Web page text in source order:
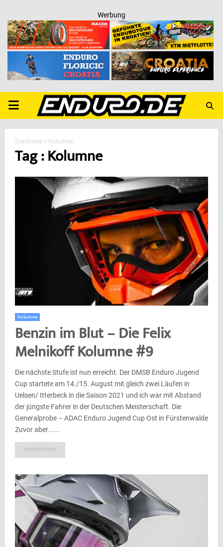
Werbung
PRIMARY
MENU
Startseite » Kolumne
Tag : Kolumne
Kolumne
Benzin im Blut – Die Felix
Melnikoff Kolumne #9
Die nächste Stufe ist nun erreicht. Der DMSB Enduro Jugend
Cup startete am 14./15. August mit gleich zwei Läufen in
Uelsen/ Itterbeck in die Saison 2021 und ich war mit Abstand
der jüngste Fahrer in der Deutschen Meisterschaft. Die
Generalprobe – ADAC Enduro Jugend Cup Ost in Fürstenwalde
Zuvor aber......
weiterlesen